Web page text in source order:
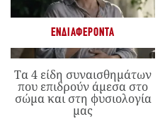
ΕΝΔΙΑΦΈΡΟΝΤΑ
Τα 4 είδη συναισθημάτων
που επιδρούν άμεσα στο
σώμα και στη φυσιολογία
μας